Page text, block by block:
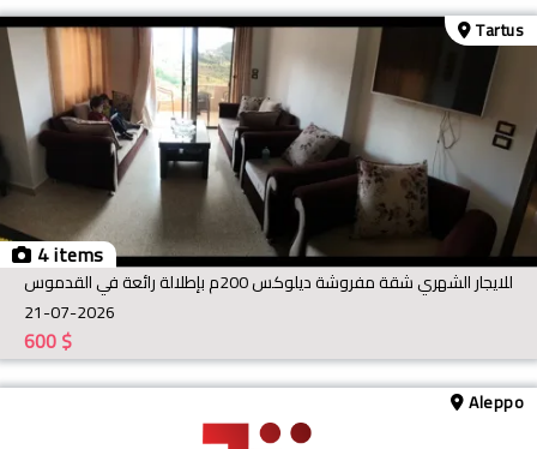
4 items
Tartus
للايجار الشهري شقة مفروشة ديلوكس 200م بإطلالة رائعة في القدموس
21-07-2026
$
600
Aleppo